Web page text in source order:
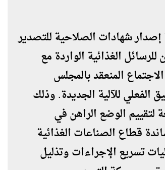
إصدار شهادات الصلاحية للتصدير
الغذائية الواردة مع
شاركت الهيئة في الاجتماع المنعقد بالمجلس
الفعلي للآلية الجديدة. وذلك
لتقييم الوضع الراهن في
قطاع الصناعات الغذائية
تسريع الإجراءات وتذليل